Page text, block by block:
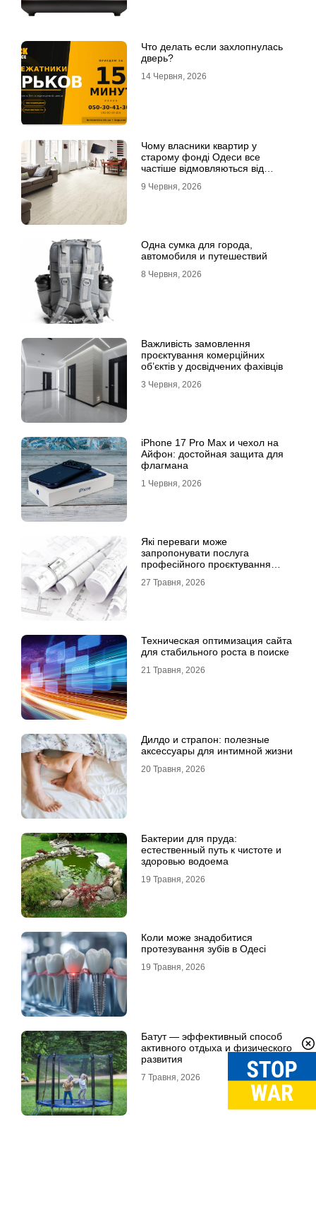
Что делать если захлопнулась
дверь?
14 Червня, 2026
Чому власники квартир у
старому фонді Одеси все
частіше відмовляються від
9 Червня, 2026
Одна сумка для города,
автомобиля и путешествий
8 Червня, 2026
Важливість замовлення
проєктування комерційних
об’єктів у досвідчених фахівців
3 Червня, 2026
iPhone 17 Pro Max и чехол на
Айфон: достойная защита для
флагмана
1 Червня, 2026
Які переваги може
запропонувати послуга
професійного проєктування
27 Травня, 2026
Техническая оптимизация сайта
для стабильного роста в поиске
21 Травня, 2026
Дилдо и страпон: полезные
аксессуары для интимной жизни
20 Травня, 2026
Бактерии для пруда:
естественный путь к чистоте и
здоровью водоема
19 Травня, 2026
Коли може знадобитися
протезування зубів в Одесі
19 Травня, 2026
Батут — эффективный способ
активного отдыха и физического
развития
7 Травня, 2026